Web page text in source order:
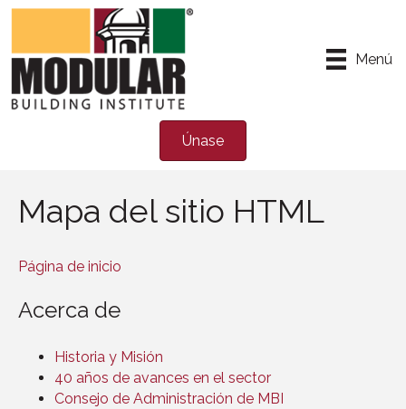
Menú
Únase
Mapa del sitio HTML
Página de inicio
Acerca de
Historia y Misión
40 años de avances en el sector
Consejo de Administración de MBI